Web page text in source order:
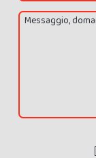
Messaggio,